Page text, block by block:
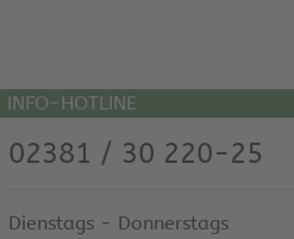
INFO-HOTLINE
02381 / 30 220-25
Dienstags - Donnerstags